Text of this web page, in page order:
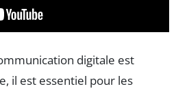
digitale est
il est essentiel pour les